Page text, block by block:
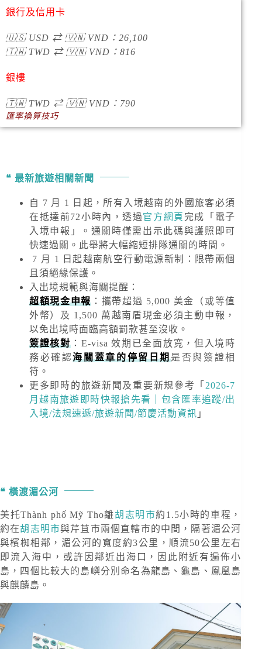
銀行及信用卡
🇺🇸USD ⇄ 🇻🇳VND ： 26,100
🇹🇼TWD ⇄ 🇻🇳VND ： 816
銀樓
🇹🇼TWD ⇄ 🇻🇳VND ：790
匯率換算技巧
最新旅遊相關新聞
自 7 月 1 日起，所有入境越南的外國旅客必須
在抵達前72小時內，透過官方網頁 完成「電子
入境申報」。通關時僅需出示此碼與護照即可
快速過關。此舉將大幅縮短排隊通關的時間。
7 月 1 日起越南航空行動電源新制：限帶兩個
且須絕緣保護。
入出境規範與海關提醒 ：
超額現金申報 ：攜帶超過 5,000 美金
（或等值
外幣）及 1,500 萬越南盾現金必須主動申報，
以免出境時面臨高額罰款甚至沒收。
簽證核對：E-visa 效期已全面放寬，但入境時
務必確認海關蓋章的停留日期是否與簽證相
符。
更多即時的旅遊新聞及重要新規參考「 2026-7
月越南旅遊即時快報搶先看｜包含匯率追蹤/出
入境/法規速遞/旅遊新聞/節慶活動資訊 」
橫渡湄公河
美托Thành phố Mỹ Tho離胡志明市約1.5小時的車程，
約在胡志明市與芹苴市兩個直轄市的中間，隔著湄公河
與檳椥相鄰，湄公河的寬度約3公里，順流50公里左右
即流入海中，或許因鄰近出海口，因此附近有遍佈小
島，四個比較大的島嶼分別命名為龍島、龜島、鳳凰島
與麒麟島。